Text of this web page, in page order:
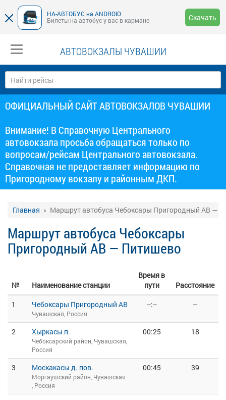
НА-АВТОБУС на ANDROID
Билеты на автобус у вас в кармане
Скачать
АВТОВОКЗАЛЫ ЧУВАШИИ
ОФИЦИАЛЬНЫЙ САЙТ АВТОВОКЗАЛОВ ЧУВАШИИ
Внимание! В Справочную Центрального
автовокзала просьба обращаться только по
вопросам/рейсам Центрального автовокзала.
Справочная не предоставляет информацию по
Пригородному вокзалу и районным ДКП.
Главная Маршрут автобуса Чебоксары Пригородный АВ —
Маршрут автобуса Чебоксары
Пригородный АВ — Питишево
№ Наименование станции
Время в
пути
Расстояние
1
Чебоксары Пригородный АВ
Чувашская, Россия
--:-- --
2 Хыркасы п.
Чебоксарский район, Чувашская,
Россия
00:25 18
3 Москакасы д. пов.
Моргаушский район, Чувашская
, Россия
00:45 39